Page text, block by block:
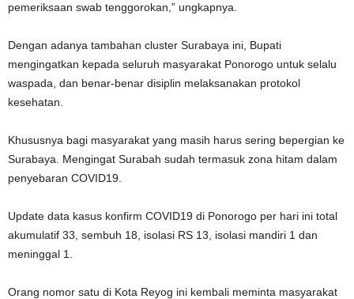
pemeriksaan swab tenggorokan,” ungkapnya.
Dengan adanya tambahan cluster Surabaya ini, Bupati
mengingatkan kepada seluruh masyarakat Ponorogo untuk selalu
waspada, dan benar-benar disiplin melaksanakan protokol
kesehatan.
Khususnya bagi masyarakat yang masih harus sering bepergian ke
Surabaya. Mengingat Surabah sudah termasuk zona hitam dalam
penyebaran COVID19.
Update data kasus konfirm COVID19 di Ponorogo per hari ini total
akumulatif 33, sembuh 18, isolasi RS 13, isolasi mandiri 1 dan
meninggal 1.
Orang nomor satu di Kota Reyog ini kembali meminta masyarakat